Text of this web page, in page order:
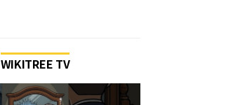
WIKITREE TV